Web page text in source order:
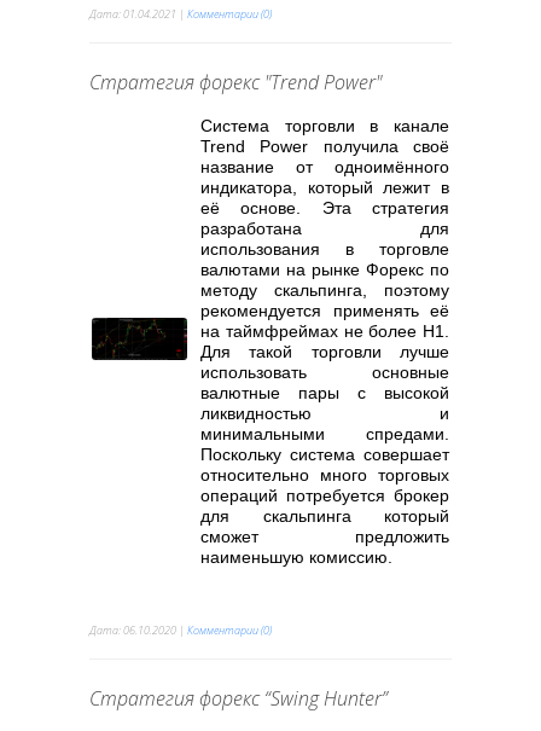
Дата:01.04.2021 | Комментарии (0)
Стратегия форекс "Trend Power"
Система торговли в канале
Trend Power получила своё
название от одноимённого
индикатора, который лежит в
её основе. Эта стратегия
разработана для
использования в торговле
валютами на рынке Форекс по
методу скальпинга, поэтому
рекомендуется применять её
на таймфреймах не более H1.
Для такой торговли лучше
использовать основные
валютные пары с высокой
ликвидностью и
минимальными спредами.
Поскольку система совершает
относительно много торговых
операций потребуется брокер
для скальпинга который
сможет предложить
наименьшую комиссию.
Дата:06.10.2020 | Комментарии (0)
Стратегия форекс “Swing Hunter”